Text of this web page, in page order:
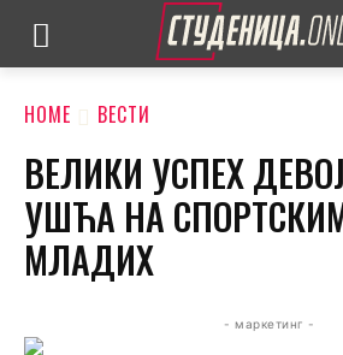
HOME ВЕСТИ
ВЕЛИКИ УСПЕХ
УШЋА НА
МЛАДИХ
- маркетинг -